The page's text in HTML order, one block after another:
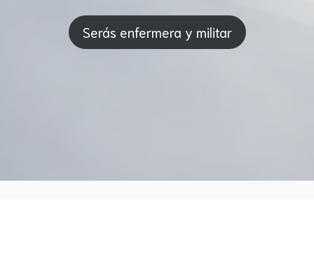
Serás enfermera y militar